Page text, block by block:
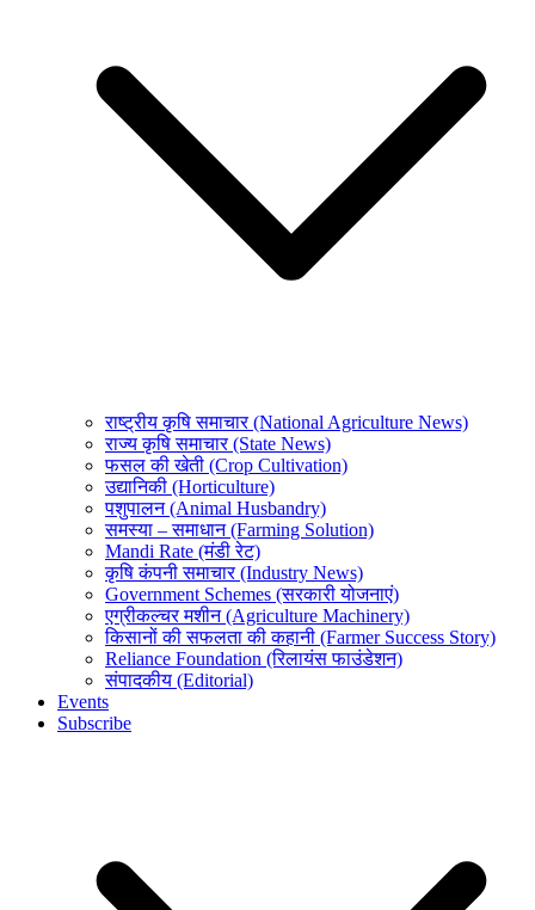
राष्ट्रीय कृषि समाचार (National Agriculture News)
राज्य कृषि समाचार (State News)
फसल की खेती (Crop Cultivation)
उद्यानिकी (Horticulture)
पशुपालन (Animal Husbandry)
समस्या – समाधान (Farming Solution)
Mandi Rate (मंडी रेट)
कृषि कंपनी समाचार (Industry News)
Government Schemes (सरकारी योजनाएं)
एग्रीकल्चर मशीन (Agriculture Machinery)
किसानों की सफलता की कहानी (Farmer Success Story)
Reliance Foundation (रिलायंस फाउंडेशन)
संपादकीय (Editorial)
Events
Subscribe